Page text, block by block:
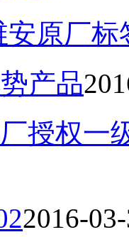
安原厂
产品
授权一
2016-